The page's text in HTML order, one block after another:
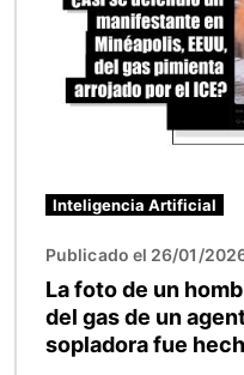
Inteligencia Artificial
Publicado el 26/01/
La foto de un
del gas de un
sopladora fue